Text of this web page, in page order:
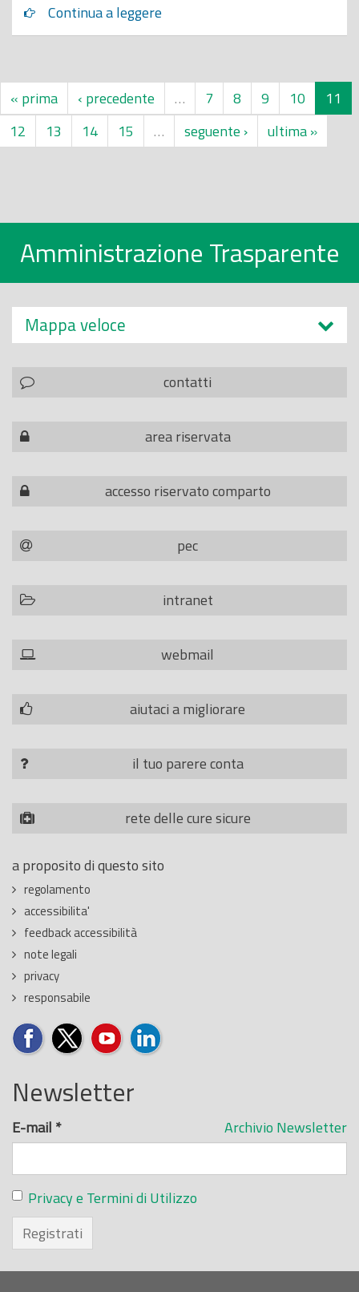
Continua a leggere
« prima ‹ precedente … 7 8 9 10
11
12
13 14 15 … seguente › ultima »
Amministrazione Trasparente
Mappa veloce
contatti
area riservata
accesso riservato comparto
pec
intranet
webmail
aiutaci a migliorare
il tuo parere conta
rete delle cure sicure
a proposito di questo sito
regolamento
accessibilita'
feedback accessibilità
note legali
privacy
responsabile
Newsletter
Archivio Newsletter
E-mail *
Privacy e Termini di Utilizzo
Registrati